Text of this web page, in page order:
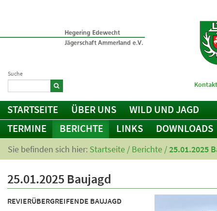
Suche
STARTSEITE ÜBER UNS
WILD UND JAGD
TERMINE
BERICHTE LINKS DOWNLOADS
Sie befinden sich hier: Startseite / Berichte /25.01.2025
25.01.2025 Baujagd
REVIERÜBERGREIFENDE BAUJAGD